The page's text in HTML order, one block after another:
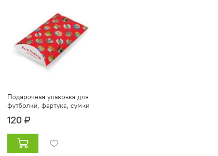
Подарочная упаковка для
футболки, фартука, сумки
120 ₽